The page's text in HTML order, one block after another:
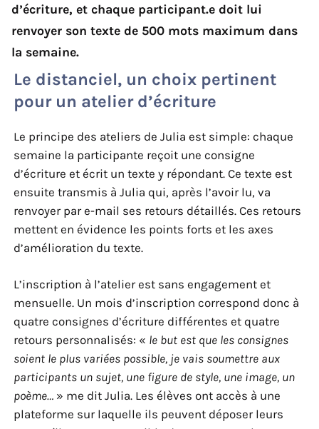
d’écriture, et chaque participant.e doit lui
renvoyer son texte de 500 mots maximum dans
la semaine.
Le distanciel, un choix pertinent
pour un atelier d’écriture
Le principe des ateliers de Julia est simple: chaque
semaine la participante reçoit une consigne
d’écriture et écrit un texte y répondant. Ce texte est
ensuite transmis à Julia qui, après l’avoir lu, va
renvoyer par e-mail ses retours détaillés. Ces retours
mettent en évidence les points forts et les axes
d’amélioration du texte.
L’inscription à l’atelier est sans engagement et
mensuelle. Un mois d’inscription correspond donc à
quatre consignes d’écriture différentes et quatre
retours personnalisés: « le but est que les consignes
soient le plus variées possible, je vais soumettre aux
participants un sujet, une figure de style, une image, un
poème… » me dit Julia. Les élèves ont accès à une
plateforme sur laquelle ils peuvent déposer leurs